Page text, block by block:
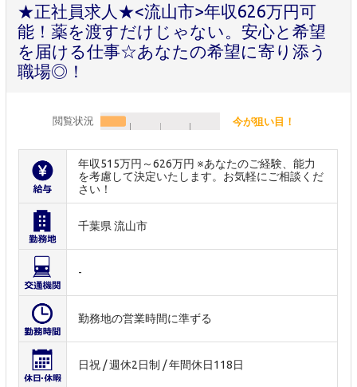
★正社員求人★<流山市>年収626万円可
能！薬を渡すだけじゃない。安心と希望
を届ける仕事☆あなたの希望に寄り添う
職場◎！
閲覧状況 今が狙い目！
年収515万円～626万円 ※あなたのご経験、能力
を考慮して決定いたします。お気軽にご相談くだ
さい！
千葉県 流山市
-
勤務地の営業時間に準ずる
日祝 / 週休2日制 / 年間休日118日